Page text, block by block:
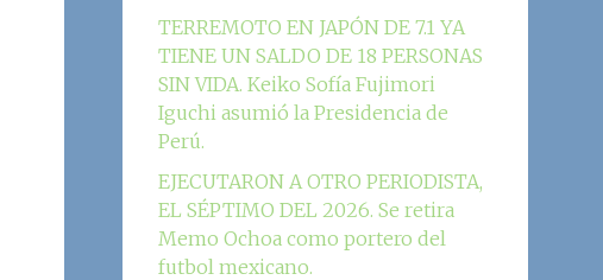
TERREMOTO EN JAPÓN DE 7.1 YA
TIENE UN SALDO DE 18 PERSONAS
SIN VIDA. Keiko Sofía Fujimori
Iguchi asumió la Presidencia de
Perú.
EJECUTARON A OTRO PERIODISTA,
EL SÉPTIMO DEL 2026. Se retira
Memo Ochoa como portero del
futbol mexicano.